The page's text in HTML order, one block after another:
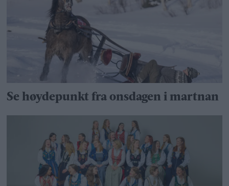
Se høydepunkt fra onsdagen i martnan